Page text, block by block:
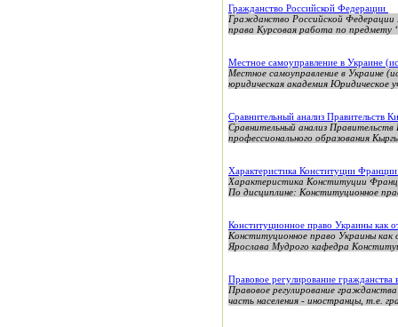
Гражданство Российской Федерации
Гражданство Российской
права Курсовая работа по предмету
Местное самоуправление в Украине
Местное самоуправление в Украине
юридическая академия Юридическое
Сравнительный анализ Правительств
Сравнительный анализ Правительств
профессионального образования
Характеристика Конституции
Характеристика Конституции
По дисциплине: Конституционное
Конституционное право Украины как
Конституционное право Украины
Ярослава Мудрого кафедра
Правовое регулирование гражданства
Правовое регулирование
часть населения - иностранцы, т.е.